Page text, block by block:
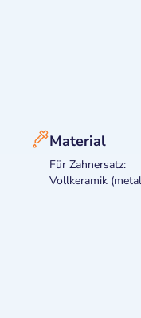
Material
Für Zahnersatz:
Vollkeramik